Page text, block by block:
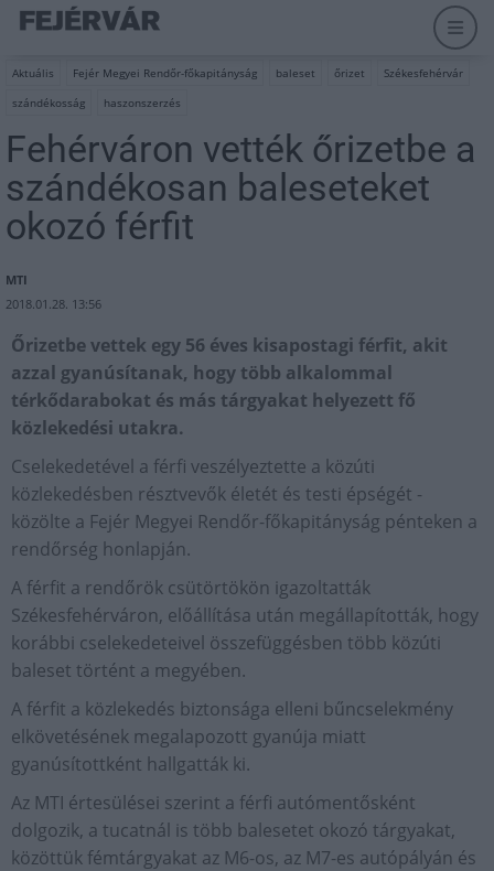
Aktuális Fejér Megyei Rendőr-főkapitányság baleset őrizet
Székesfehérvár
szándékosság
haszonszerzés
Fehérváron vették őrizetbe a
szándékosan baleseteket
okozó férfit
MTI
2018.01.28. 13:56
Őrizetbe vettek egy 56 éves kisapostagi férfit, akit
azzal gyanúsítanak, hogy több alkalommal
térkődarabokat és más tárgyakat helyezett fő
közlekedési utakra.
Cselekedetével a férfi veszélyeztette a közúti
közlekedésben résztvevők életét és testi épségét -
közölte a Fejér Megyei Rendőr-főkapitányság pénteken a
rendőrség honlapján.
A férfit a rendőrök csütörtökön igazoltatták
Székesfehérváron, előállítása után megállapították, hogy
korábbi cselekedeteivel összefüggésben több közúti
baleset történt a megyében.
A férfit a közlekedés biztonsága elleni bűncselekmény
elkövetésének megalapozott gyanúja miatt
gyanúsítottként hallgatták ki.
Az MTI értesülései szerint a férfi autómentősként
dolgozik, a tucatnál is több balesetet okozó tárgyakat,
közöttük fémtárgyakat az M6-os, az M7-es autópályán és